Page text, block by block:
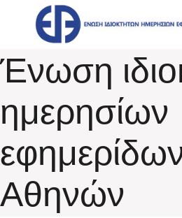
content
Ένωση
ημερησίων
Αθηνών